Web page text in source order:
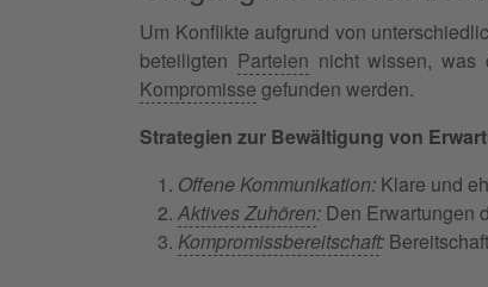
Um Konflikte aufgrund von
beteiligten Parteien nicht wissen, was
Kompromisse gefunden werden.
Strategien zur Bewältigung von
Offene Kommunikation: Klare und
Aktives Zuhören: Den Erwartungen
Kompromissbereitschaft: